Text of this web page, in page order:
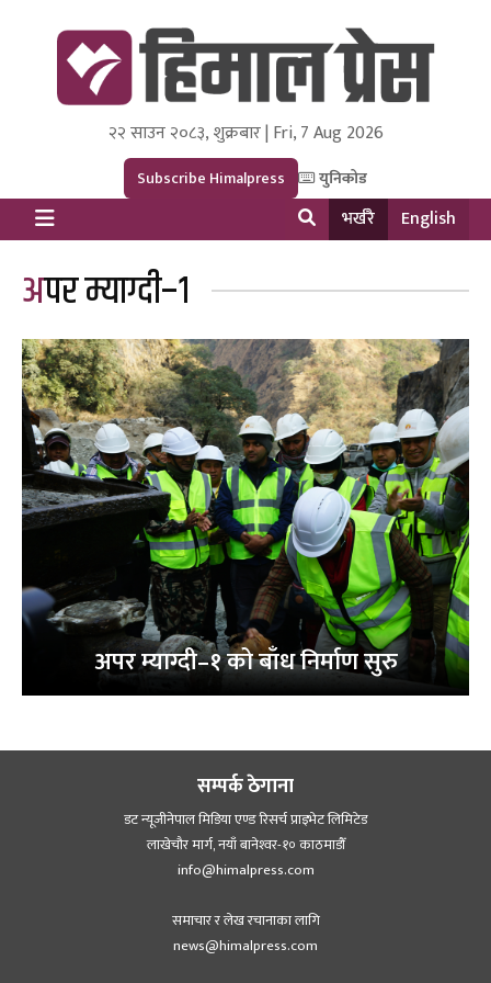
Himal Press
Dot NewsyNepal Media and Research Pvt Ltd.
२२ साउन २०८३, शुक्रबार | Fri, 7 Aug 2026
Subscribe Himalpress युनिकोड
भर्खरै English
अपर म्याग्दी–१
अपर म्याग्दी–१ को बाँध निर्माण सुरु
सम्पर्क ठेगाना
डट न्यूजीनेपाल मिडिया एण्ड रिसर्च प्राइभेट लिमिटेड
लाखेचौर मार्ग, नयाँ बानेश्‍वर-१० काठमाडौँ
info@himalpress.com
समाचार र लेख रचानाका लागि
news@himalpress.com